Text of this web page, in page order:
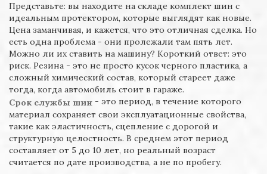
Представьте: вы находите на складе комплект шин с
идеальным протектором, которые выглядят как новые.
Цена заманчивая, и кажется, что это отличная сделка. Но
есть одна проблема - они пролежали там пять лет.
Можно ли их ставить на машину? Короткий ответ: это
риск. Резина - это не просто кусок черного пластика, а
сложный химический состав, который стареет даже
тогда, когда автомобиль стоит в гараже.
Срок службы шин - это период, в течение которого
материал сохраняет свои эксплуатационные свойства,
такие как эластичность, сцепление с дорогой и
структурную целостность. В среднем этот период
составляет от 5 до 10 лет, но реальный возраст
считается по дате производства, а не по пробегу.